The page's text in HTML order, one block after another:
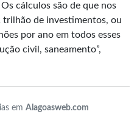
cálculos são de que nos
trilhão de investimentos, ou
por ano em todos esses
civil, saneamento”,
em Alagoasweb.com